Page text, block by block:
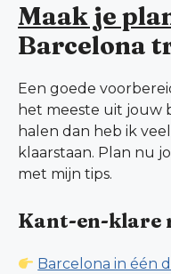
Maak je
Barcelona
Een goede
het meeste uit jouw
halen dan heb ik
klaarstaan. Plan nu
met mijn tips.
Kant-en-klare
Barcelona in één